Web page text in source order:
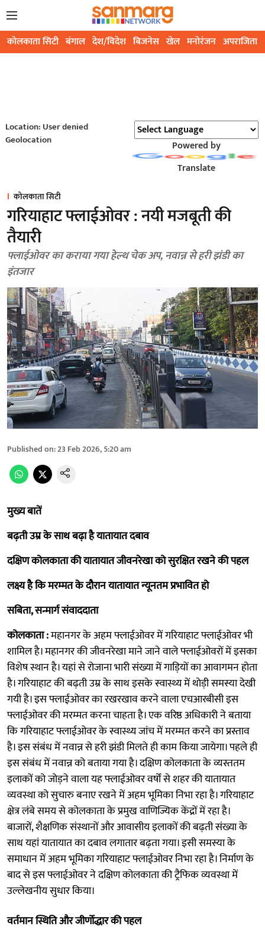
कोलकाता सिटी बंगाल देश/विदेश बिजनेस खेल मनोरंजन अपराजिता
Location: User denied
Geolocation
Powered by
Translate
कोलकाता सिटी
गरियाहाट फ्लाईओवर : नयी मजबूती की
तैयारी
फ्लाईओवर का कराया गया हेल्थ चेक अप, नवान्न से हरी झंडी का
इंतजार
Published on:23 Feb 2026, 5:20 am
मुख्य बातें
बढ़ती उम्र के साथ बढ़ा है यातायात दबाव
दक्षिण कोलकाता की यातायात जीवनरेखा को सुरक्षित रखने की पहल
लक्ष्य है कि मरम्मत के दौरान यातायात न्यूनतम प्रभावित हो
सबिता, सन्मार्ग संवाददाता
कोलकाता :महानगर के अहम फ्लाईओवर में गरियाहाट फ्लाईओवर भी
शामिल है। महानगर की जीवनरेखा माने जाने वाले फ्लाईओवरों में इसका
विशेष स्थान है। यहां से रोजाना भारी संख्या में गाड़ियों का आवागमन होता
है। गरियाहाट की बढ़ती उम्र के साथ इसके स्वास्थ्य में थाेड़ी समस्या देखी
गयी है। इस फ्लाईओवर का रखरखाव करने वाला एचआरबीसी इस
फ्लाईओवर की मरम्मत करना चाहता है। एक वरिष्ठ अधिकारी ने बताया
कि गरियाहाट फ्लाईओवर के स्वास्थ्य जांच में मरम्मत करने का प्रस्ताव
है। इस संबंध में नवान्न से हरी झंडी मिलते ही काम किया जायेगा। पहले ही
इस संबंध में नवान्न को बताया गया है। दक्षिण कोलकाता के व्यस्ततम
इलाकों को जोड़ने वाला यह फ्लाईओवर वर्षों से शहर की यातायात
व्यवस्था को सुचारु बनाए रखने में अहम भूमिका निभा रहा है। गरियाहाट
क्षेत्र लंबे समय से कोलकाता के प्रमुख वाणिज्यिक केंद्रों में रहा है।
बाजारों, शैक्षणिक संस्थानों और आवासीय इलाकों की बढ़ती संख्या के
साथ यहां यातायात का दबाव लगातार बढ़ता गया। इसी समस्या के
समाधान में अहम भूमिका गरियाहाट फ्लाईओवर निभा रहा है। निर्माण के
बाद से इस फ्लाईओवर ने दक्षिण कोलकाता की ट्रैफिक व्यवस्था में
उल्लेखनीय सुधार किया।
वर्तमान स्थिति और जीर्णोद्धार की पहल